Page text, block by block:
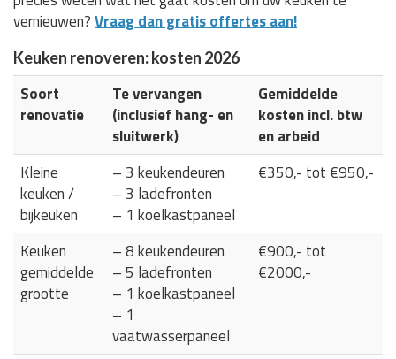
vernieuwen?Vraag dan gratis offertes aan!
Keuken renoveren: kosten 2026
Soort
renovatie
Te vervangen
(inclusief hang- en
sluitwerk)
Gemiddelde
kosten incl. btw
en arbeid
Kleine
keuken /
bijkeuken
– 3 keukendeuren
– 3 ladefronten
– 1 koelkastpaneel
€350,- tot €950,-
Keuken
gemiddelde
grootte
– 8 keukendeuren
– 5 ladefronten
– 1 koelkastpaneel
– 1
vaatwasserpaneel
€900,- tot
€2000,-